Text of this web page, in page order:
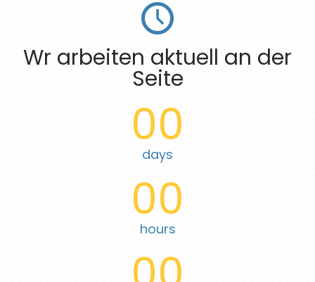
Wr arbeiten aktuell an der
Seite
00
days
00
hours